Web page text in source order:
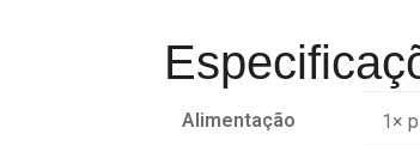
Alimentação 1×